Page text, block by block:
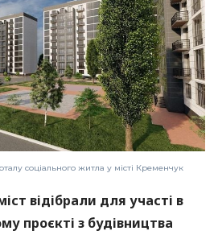
соціального житла у місті Кременчук
відібрали для участі в
проєкті з будівництва